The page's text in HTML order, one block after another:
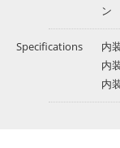
ン
Specifications
内
内
内